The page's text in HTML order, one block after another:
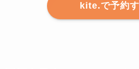
kite.で予約